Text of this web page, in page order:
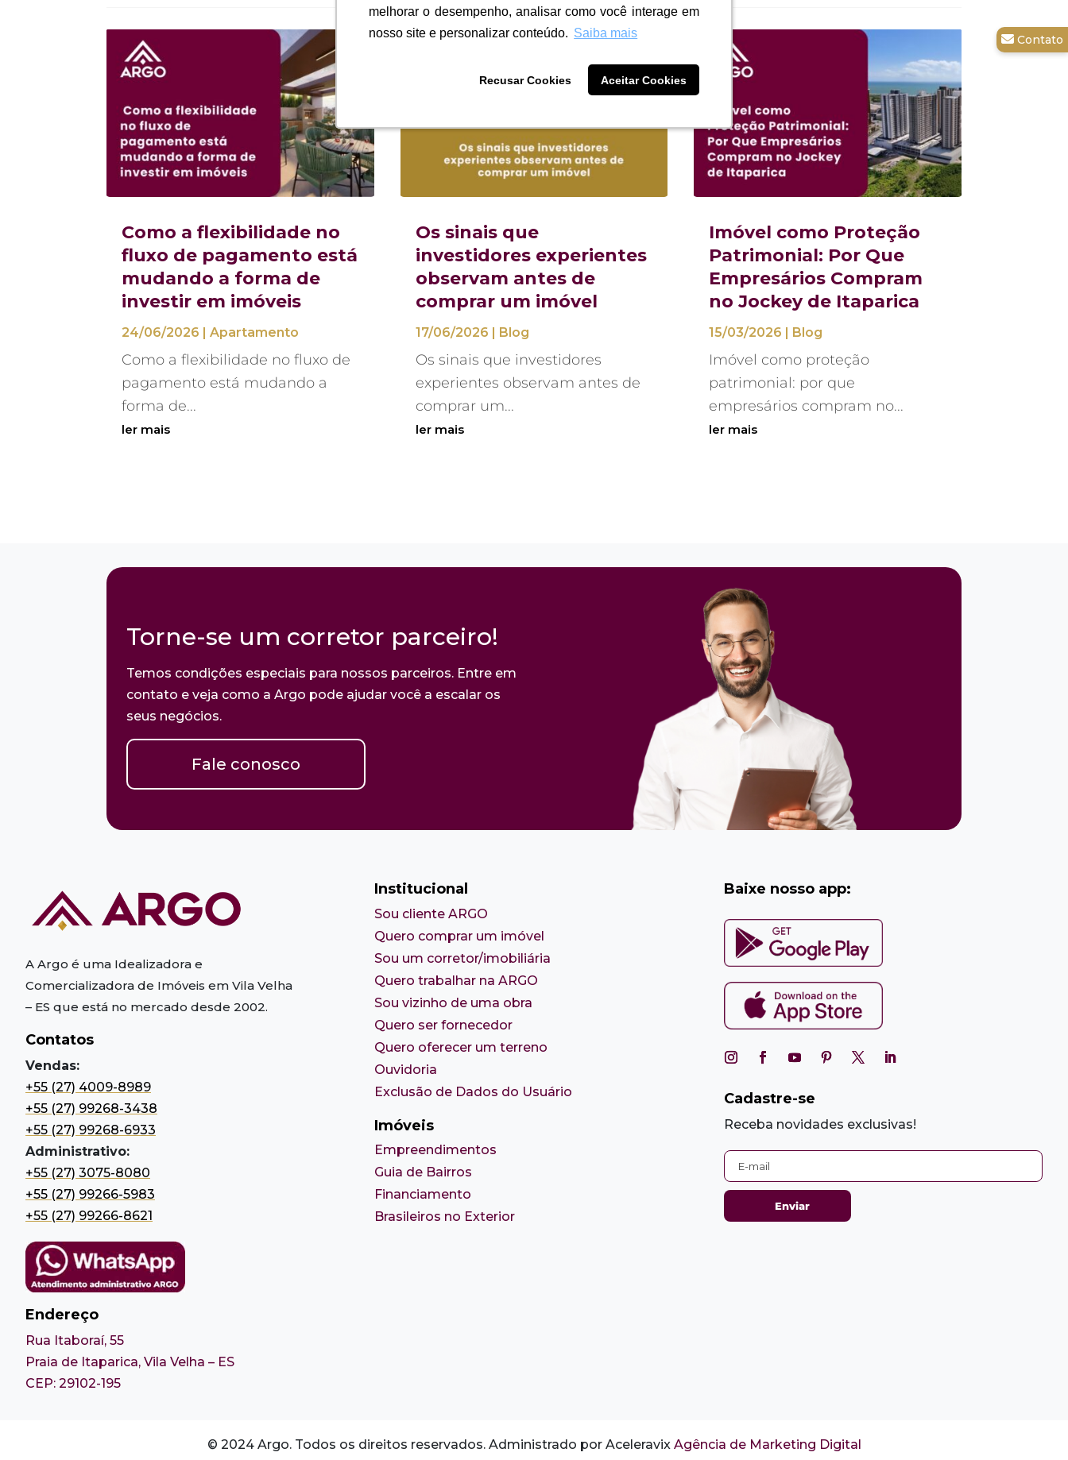
melhorar o desempenho, analisar como você interage em
nosso site e personalizar conteúdo. Saiba mais
Recusar Cookies Aceitar Cookies
melhorar o desempenho, analisar como você interage em
nosso site e personalizar conteúdo. Saiba mais
Recusar Cookies Aceitar Cookies
Como a flexibilidade no
fluxo de pagamento está
mudando a forma de
investir em imóveis
24/06/2026 |Apartamento
Como a flexibilidade no fluxo de
pagamento está mudando a
forma de...
ler mais
Os sinais que
investidores experientes
observam antes de
comprar um imóvel
17/06/2026 | Blog
Os sinais que investidores
experientes observam antes de
comprar um...
ler mais
Imóvel como Proteção
Patrimonial: Por Que
Empresários Compram
no Jockey de Itaparica
15/03/2026 | Blog
Imóvel como proteção
patrimonial: por que
empresários compram no...
ler mais
Torne-se um corretor parceiro!
Temos condições especiais para nossos parceiros. Entre em
contato e veja como a Argo pode ajudar você a escalar os
seus negócios.
Fale conosco
A Argo é uma Idealizadora e
Comercializadora de Imóveis em Vila Velha
– ES que está no mercado desde 2002.
Contatos
Vendas:
+55 (27) 4009-8989
+55 (27) 99268-3438
+55 (27) 99268-6933
Administrativo:
+55 (27) 3075-8080
+55 (27) 99266-5983
+55 (27) 99266-8621
Endereço
Rua Itaboraí, 55
Praia de Itaparica, Vila Velha – ES
CEP: 29102-195
Institucional
Sou cliente ARGO
Quero comprar um imóvel
Sou um corretor/imobiliária
Quero trabalhar na ARGO
Sou vizinho de uma obra
Quero ser fornecedor
Quero oferecer um terreno
Ouvidoria
Exclusão de Dados do Usuário
Imóveis
Empreendimentos
Guia de Bairros
Financiamento
Brasileiros no Exterior
Baixe nosso app:
Cadastre-se
Receba novidades exclusivas!
© 2024 Argo. Todos os direitos reservados. Administrado por Aceleravix Agência de Marketing Digital